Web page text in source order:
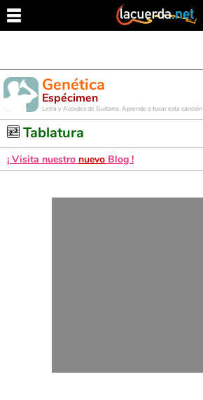
Genética
Espécimen
Letra y Acordes de Guitarra. Aprende a tocar esta canción
Tablatura
¡ Visita nuestro nuevo Blog !